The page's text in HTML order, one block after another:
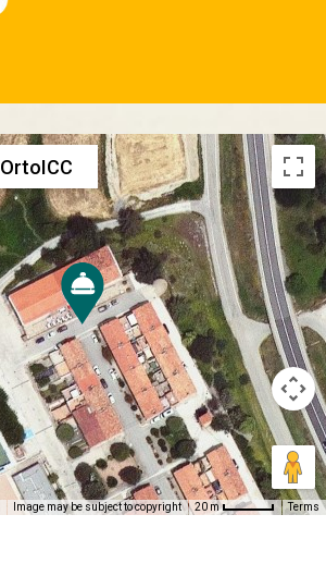
OrtoICC
Image may be subject to copyright 20 m Terms